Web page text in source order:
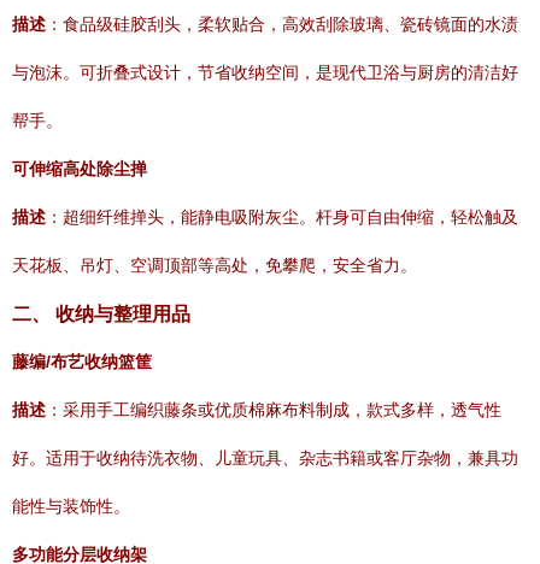
描述 ：食品级硅胶刮头，柔软贴合，高效刮除玻璃、瓷砖镜面的水渍
与泡沫。可折叠式设计，节省收纳空间，是现代卫浴与厨房的清洁好
帮手。
可伸缩高处除尘掸
描述 ：超细纤维掸头，能静电吸附灰尘。杆身可自由伸缩，轻松触及
天花板、吊灯、空调顶部等高处，免攀爬，安全省力。
二、 收纳与整理用品
藤编/布艺收纳篮筐
描述 ：采用手工编织藤条或优质棉麻布料制成，款式多样，透气性
好。适用于收纳待洗衣物、儿童玩具、杂志书籍或客厅杂物，兼具功
能性与装饰性。
多功能分层收纳架